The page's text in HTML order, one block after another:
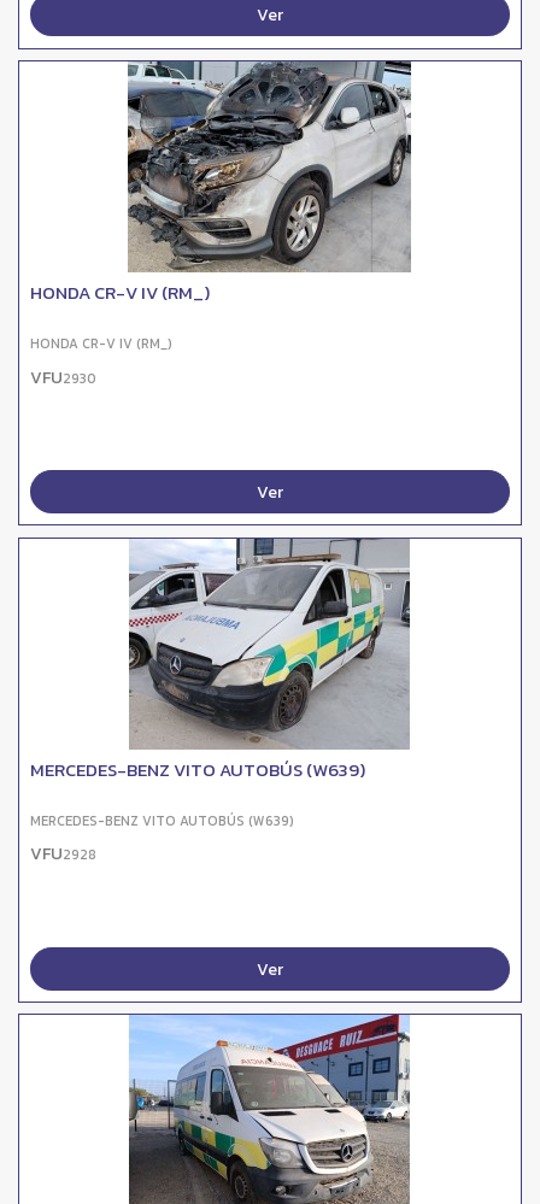
Ver
HONDA CR-V IV (RM_)
HONDA CR-V IV (RM_)
VFU2930
Ver
MERCEDES-BENZ VITO AUTOBÚS (W639)
MERCEDES-BENZ VITO AUTOBÚS (W639)
VFU2928
Ver